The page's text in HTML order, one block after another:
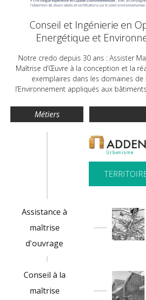
Conseil et Ingénierie en
Energétique et
Notre credo depuis 30 ans : Assister
Maîtrise d’Œuvre à la conception et la
exemplaires dans les domaines de
l’Environnement appliqués aux
Métiers
Assistance à
maîtrise
d'ouvrage
Conseil à la
maîtrise